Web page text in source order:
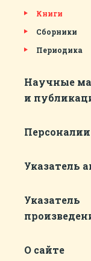
Книги
Сборники
Периодика
Научные
и
Персоналии
Указатель
Указатель
О сайте